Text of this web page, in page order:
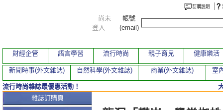
本期文章
雜誌訂購頁
尚未
登入
帳號
(email)
財經企管 語言學習 流行時尚 親子育兒 健康樂活
新聞時事(外文雜誌) 自然科學(外文雜誌) 商業(外文雜誌) 室
流行時尚雜誌最優惠活動！